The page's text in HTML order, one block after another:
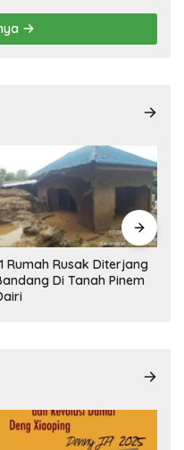
Rumah Rusak Diterjang
Di Tanah Pinem